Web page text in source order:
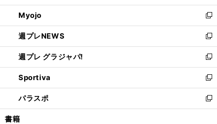
開
く
ウ
で
開
く
ン
ド
ウ
で
開
く
ウ
ィ
ン
ド
ウ
で
開
く
Myojo
新
し
い
ウ
ィ
ン
ド
ウ
で
開
週プレNEWS
新
し
い
ウ
ィ
ン
ド
ウ
週プレ グラジャパ!
新
し
い
ウ
ィ
ン
Sportiva
新
し
い
ウ
パラスポ
新
し
書籍